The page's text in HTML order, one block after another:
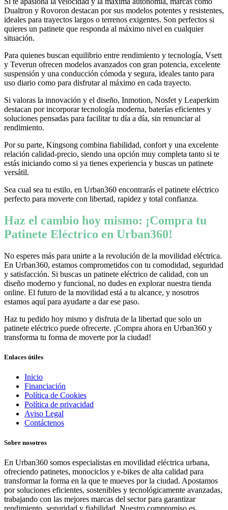
Dualtron y Rovoron destacan por sus modelos potentes y resistentes,
ideales para trayectos largos o terrenos exigentes. Son perfectos si
quieres un patinete que responda al máximo nivel en cualquier
situación.
Para quienes buscan equilibrio entre rendimiento y tecnología, Vsett
y Teverun ofrecen modelos avanzados con gran potencia, excelente
suspensión y una conducción cómoda y segura, ideales tanto para
uso diario como para disfrutar al máximo en cada trayecto.
Si valoras la innovación y el diseño, Inmotion, Nosfet y Leaperkim
destacan por incorporar tecnología moderna, baterías eficientes y
soluciones pensadas para facilitar tu día a día, sin renunciar al
rendimiento.
Por su parte, Kingsong combina fiabilidad, confort y una excelente
relación calidad-precio, siendo una opción muy completa tanto si te
estás iniciando como si ya tienes experiencia y buscas un patinete
versátil.
Sea cual sea tu estilo, en Urban360 encontrarás el patinete eléctrico
perfecto para moverte con libertad, rapidez y total confianza.
Haz el cambio hoy mismo: ¡Compra tu
Patinete Eléctrico en Urban360!
No esperes más para unirte a la revolución de la movilidad eléctrica.
En Urban360, estamos comprometidos con tu comodidad, seguridad
y satisfacción. Si buscas un patinete eléctrico de calidad, con un
diseño moderno y funcional, no dudes en explorar nuestra tienda
online. El futuro de la movilidad está a tu alcance, y nosotros
estamos aquí para ayudarte a dar ese paso.
Haz tu pedido hoy mismo y disfruta de la libertad que solo un
patinete eléctrico puede ofrecerte. ¡Compra ahora en Urban360 y
transforma tu forma de moverte por la ciudad!
Enlaces útiles
Inicio
Financiación
Política de Cookies
Política de privacidad
Aviso Legal
Contáctenos
Sobre nosotros
En Urban360 somos especialistas en movilidad eléctrica urbana,
ofreciendo patinetes, monociclos y e-bikes de alta calidad para
transformar la forma en la que te mueves por la ciudad. Apostamos
por soluciones eficientes, sostenibles y tecnológicamente avanzadas,
trabajando con las mejores marcas del sector para garantizar